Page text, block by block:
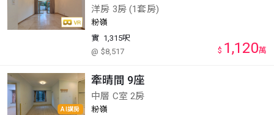
洋房 3房 (1套房)
粉嶺
實 1,315呎
@ $8,517
$ 1,120萬
AI講房
牽晴間 9座
中層 C室 2房
粉嶺